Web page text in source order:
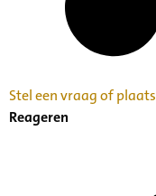
Stel een vraag of
Reageren